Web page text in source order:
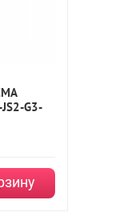
G3-